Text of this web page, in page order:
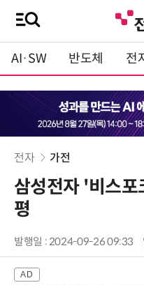
AI·SW 반도체 전
전자 가전
삼성전자 '비스
평
발행일 : 2024-09-26 09:33